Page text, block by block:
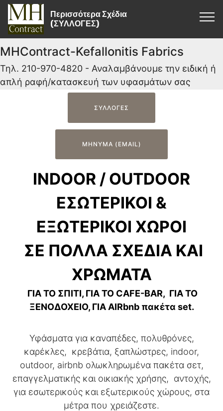
Περισσότερα Σχέδια
(ΣΥΛΛΟΓΕΣ)
MHContract-Kefallonitis Fabrics
Τηλ. 210-970-4820 - Αναλαμβάνουμε την ειδική ή
απλή ραφή/κατασκευή των υφασμάτων σας
ΣΥΛΛΟΓΕΣ
ΜΗΝΥΜΑ (EMAIL)
INDOOR / OUTDOOR
ΕΣΩΤΕΡΙΚΟΙ &
ΕΞΩΤΕΡΙΚΟΙ ΧΩΡΟΙ
ΣΕ ΠΟΛΛΑ ΣΧΕΔΙΑ ΚΑΙ
ΧΡΩΜΑΤΑ
ΓΙΑ ΤΟ ΣΠΙΤΙ, ΓΙΑ ΤΟ CAFE-BAR, ΓΙΑ ΤΟ
ΞΕΝΟΔΟΧΕΙΟ, ΓΙΑ AIRbnb πακέτα set.
Υφάσματα για καναπέδες, πολυθρόνες,
καρέκλες, κρεβάτια, ξαπλώστρες, indoor,
outdoor, airbnb ολωκληρωμένα πακέτα σετ,
επαγγελματικής και οικιακής χρήσης, αντοχής,
για εσωτερικούς και εξωτερικούς χώρους, στα
μέτρα που χρειάζεστε.